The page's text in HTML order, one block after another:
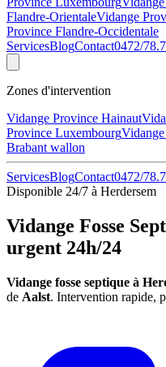
Flandre-OrientaleVidange
Province Flandre-Occidentale
ServicesBlogContact0472/
Zones d'intervention
Vidange Province Hainaut
Province Luxembourg
Brabant wallon
ServicesBlogContact0472/
Disponible 24/7 à Herdersem
Vidange Fosse
urgent 24h/24
Vidange fosse septique à
de Aalst. Intervention rapide,